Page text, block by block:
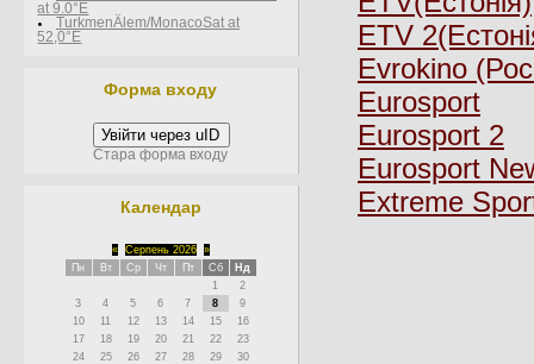
at 9.0°E
TurkmenÄlem/MonacoSat at
52,0°E
Форма входу
Увійти через uID
Стара форма входу
Календар
« Серпень 2026 »
Пн
Вт Ср Чт Пт Сб
Нд
1
2
3
4 5 6 7 8
9
10
11 12 13 14 15
16
17
18 19 20 21 22
23
24
25 26 27 28 29
30
ETV
Evrokino
Eurosport
Eurosport 2
Eurosport
Extreme